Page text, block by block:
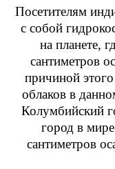
Посетителям
с собой
на планете,
сантиметров
причиной
облаков в
Колумбийский
город в
сантиметров